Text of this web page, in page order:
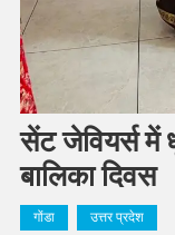
सेंट जेवियर्स में
बालिका दिवस
गोंडा उत्तर प्रदेश